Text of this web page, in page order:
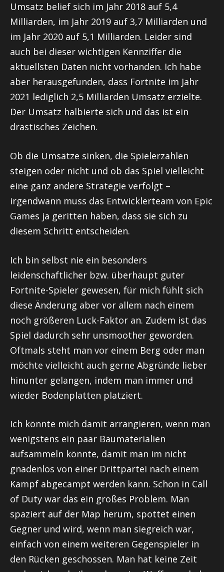
Umsatz belief sich im Jahr 2018 auf 5,4
Milliarden, im Jahr 2019 auf 3,7 Milliarden und
im Jahr 2020 auf 5,1 Milliarden. Leider sind
auch bei dieser wichtigen Kennziffer die
aktuellsten Daten nicht vorhanden. Ich habe
aber herausgefunden, dass Fortnite im Jahr
2021 lediglich 2,5 Milliarden Umsatz erzielte.
Der Umsatz halbierte sich und das ist ein
drastisches Zeichen.
Ob die Umsätze sinken, die Spielerzahlen
steigen oder nicht und ob das Spiel vielleicht
eine ganz andere Strategie verfolgt –
irgendwann muss das Entwicklerteam von Epic
Games ja geritten haben, dass sie sich zu
diesem Schritt entscheiden.
Ich bin selbst nie ein besonders
leidenschaftlicher bzw. überhaupt guter
Fortnite-Spieler gewesen, für mich fühlt sich
diese Änderung aber vor allem nach einem
noch größeren Luck-Faktor an. Zudem ist das
Spiel dadurch sehr unsmoother geworden.
Oftmals steht man vor einem Berg oder man
möchte vielleicht auch gerne Abgründe lieber
hinunter gelangen, indem man immer und
wieder Bodenplatten platziert.
Ich könnte mich damit arrangieren, wenn man
wenigstens ein paar Baumaterialien
aufsammeln könnte, damit man im nicht
gnadenlos von einer Drittpartei nach einem
Kampf abgecampt werden kann. Schon in Call
of Duty war das ein großes Problem. Man
spaziert auf der Map herum, spottet einen
Gegner und wird, wenn man siegreich war,
einfach von einem weiteren Gegenspieler in
den Rücken geschossen. Man hat keine Zeit